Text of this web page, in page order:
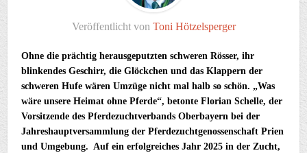
Veröffentlicht von Toni Hötzelsperger
Ohne die prächtig herausgeputzten schweren Rösser, ihr
blinkendes Geschirr, die Glöckchen und das Klappern der
schweren Hufe wären Umzüge nicht mal halb so schön. „Was
wäre unsere Heimat ohne Pferde“, betonte Florian Schelle, der
Vorsitzende des Pferdezuchtverbands Oberbayern bei der
Jahreshauptversammlung der Pferdezuchtgenossenschaft Prien
und Umgebung. Auf ein erfolgreiches Jahr 2025 in der Zucht,